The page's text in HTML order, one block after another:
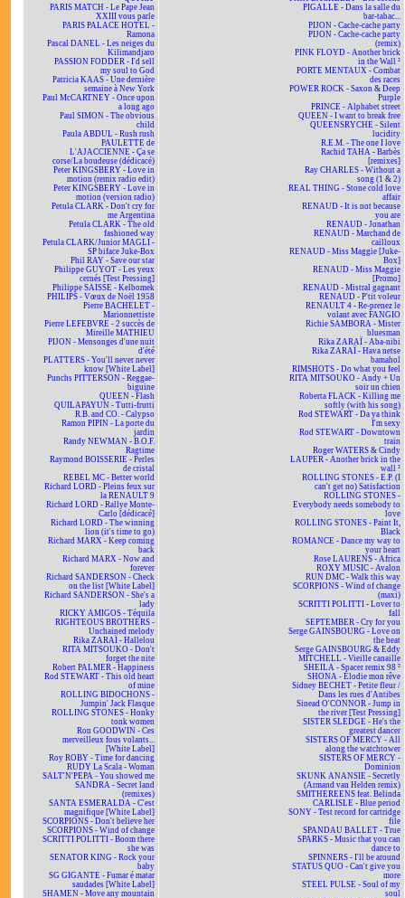
PARIS MATCH - Le Pape Jean
XXIII vous parle
PARIS PALACE HOTEL -
Ramona
Pascal DANEL - Les neiges du
Kilimandjaro
PASSION FODDER - I'd sell
my soul to God
Patricia KAAS - Une dernière
semaine à New York
Paul McCARTNEY - Once upon
a long ago
Paul SIMON - The obvious
child
Paula ABDUL - Rush rush
PAULETTE de
L'AJACCIENNE - Ça se
corse/La boudeuse (dédicacé)
Peter KINGSBERY - Love in
motion (remix radio edit)
Peter KINGSBERY - Love in
motion (version radio)
Petula CLARK - Don't cry for
me Argentina
Petula CLARK - The old
fashioned way
Petula CLARK/Junior MAGLI -
SP biface Juke-Box
Phil RAY - Save our star
Philippe GUYOT - Les yeux
cernés [Test Pressing]
Philippe SAISSE - Kelbomek
PHILIPS - Vœux de Noël 1958
Pierre BACHELET -
Marionnettiste
Pierre LEFEBVRE - 2 succès de
Mireille MATHIEU
PIJON - Mensonges d'une nuit
d'été
PLATTERS - You'll never never
know [White Label]
Punchs PITTERSON - Reggae-
biguine
QUEEN - Flash
QUILAPAYUN - Tutti-frutti
R.B. and CO. - Calypso
Ramon PIPIN - La porte du
jardin
Randy NEWMAN - B.O.F.
Ragtime
Raymond BOISSERIE - Perles
de cristal
REBEL MC - Better world
Richard LORD - Pleins feux sur
la RENAULT 9
Richard LORD - Rallye Monte-
Carlo [dédicacé]
Richard LORD - The winning
lion (it's time to go)
Richard MARX - Keep coming
back
Richard MARX - Now and
forever
Richard SANDERSON - Check
on the list [White Label]
Richard SANDERSON - She's a
lady
RICKY AMIGOS - Téquila
RIGHTEOUS BROTHERS -
Unchained melody
Rika ZARAÏ - Hallelou
RITA MITSOUKO - Don't
forget the nite
Robert PALMER - Happiness
Rod STEWART - This old heart
of mine
ROLLING BIDOCHONS -
Jumpin' Jack Flasque
ROLLING STONES - Honky
tonk women
Ron GOODWIN - Ces
merveilleux fous volants...
[White Label]
Roy ROBY - Time for dancing
RUDY La Scala - Woman
SALT'N'PEPA - You showed me
SANDRA - Secret land
(remixes)
SANTA ESMERALDA - C'est
magnifique [White Label]
SCORPIONS - Don't believe her
SCORPIONS - Wind of change
SCRITTI POLITTI - Boom there
she was
SENATOR KING - Rock your
baby
SG GIGANTE - Fumar é matar
saudades [White Label]
SHAMEN - Move any mountain
PIGALLE - Dans la salle du
bar-tabac...
PIJON - Cache-cache party
PIJON - Cache-cache party
(remix)
PINK FLOYD - Another brick
in the Wall ²
PORTE MENTAUX - Combat
des races
POWER ROCK - Saxon & Deep
Purple
PRINCE - Alphabet street
QUEEN - I want to break free
QUEENSRYCHE - Silent
lucidity
R.E.M. - The one I love
Rachid TAHA - Barbès
[remixes]
Ray CHARLES - Without a
song (1 & 2)
REAL THING - Stone cold love
affair
RENAUD - It is not because
you are
RENAUD - Jonathan
RENAUD - Marchand de
cailloux
RENAUD - Miss Maggie [Juke-
Box]
RENAUD - Miss Maggie
[Promo]
RENAUD - Mistral gagnant
RENAUD - P'tit voleur
RENAULT 4 - Re-prenez le
volant avec FANGIO
Richie SAMBORA - Mister
bluesman
Rika ZARAÏ - Aba-nibi
Rika ZARAÏ - Hava netse
bamahol
RIMSHOTS - Do what you feel
RITA MITSOUKO - Andy + Un
soir un chien
Roberta FLACK - Killing me
softly (with his song)
Rod STEWART - Da ya think
I'm sexy
Rod STEWART - Downtown
train
Roger WATERS & Cindy
LAUPER - Another brick in the
wall ²
ROLLING STONES - E.P. (I
can't get no) Satisfaction
ROLLING STONES -
Everybody needs somebody to
love
ROLLING STONES - Paint It,
Black
ROMANCE - Dance my way to
your heart
Rose LAURENS - Africa
ROXY MUSIC - Avalon
RUN DMC - Walk this way
SCORPIONS - Wind of change
(maxi)
SCRITTI POLITTI - Lover to
fall
SEPTEMBER - Cry for you
Serge GAINSBOURG - Love on
the beat
Serge GAINSBOURG & Eddy
MITCHELL - Vieille canaille
SHEILA - Spacer remix 98 ²
SHONA - Elodie mon rêve
Sidney BECHET - Petite fleur /
Dans les rues d'Antibes
Sinead O'CONNOR - Jump in
the river [Test Pressing]
SISTER SLEDGE - He's the
greatest dancer
SISTERS OF MERCY - All
along the watchtower
SISTERS OF MERCY -
Dominion
SKUNK ANANSIE - Secretly
(Armand van Helden remix)
SMITHEREENS feat. Belinda
CARLISLE - Blue period
SONY - Test record for cartridge
file
SPANDAU BALLET - True
SPARKS - Music that you can
dance to
SPINNERS - I'll be around
STATUS QUO - Can't give you
more
STEEL PULSE - Soul of my
soul